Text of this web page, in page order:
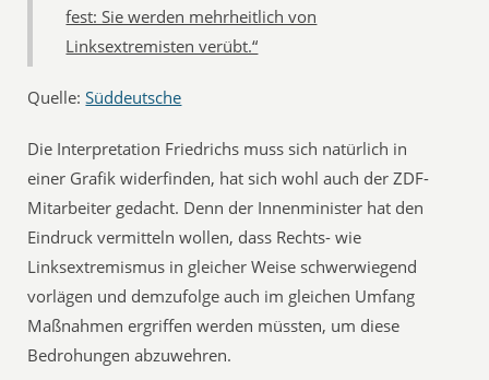
fest: Sie werden mehrheitlich von
Linksextremisten verübt.“
Quelle:Süddeutsche
Die Interpretation Friedrichs muss sich natürlich in
einer Grafik widerfinden, hat sich wohl auch der ZDF-
Mitarbeiter gedacht. Denn der Innenminister hat den
Eindruck vermitteln wollen, dass Rechts- wie
Linksextremismus in gleicher Weise schwerwiegend
vorlägen und demzufolge auch im gleichen Umfang
Maßnahmen ergriffen werden müssten, um diese
Bedrohungen abzuwehren.